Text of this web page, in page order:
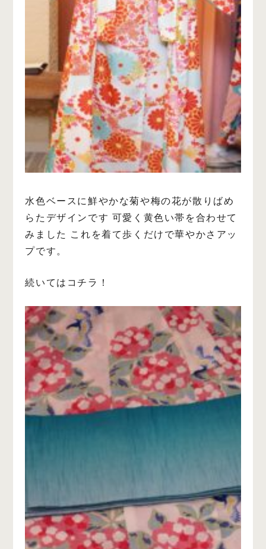
水色ベースに鮮やかな菊や梅の花が散りばめ
らたデザインです 可愛く黄色い帯を合わせて
みました
これを着て歩くだけで華やかさアッ
プです。
続いてはコチラ！